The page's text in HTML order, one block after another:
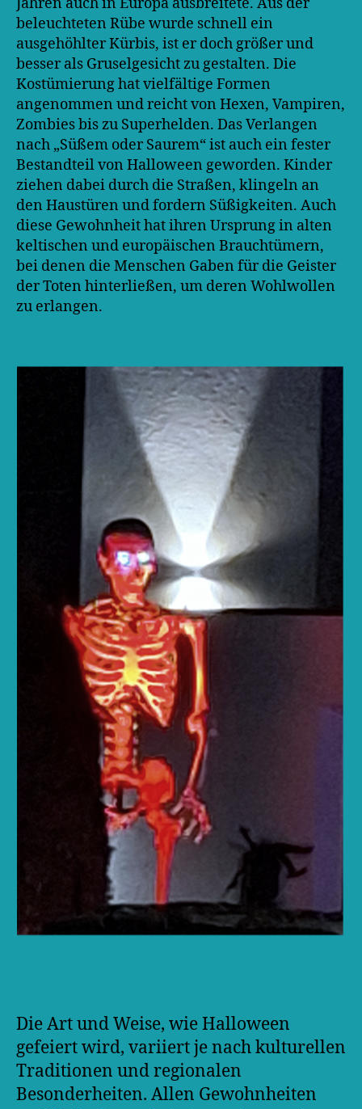
Jahren auch in Europa ausbreitete. Aus der
beleuchteten Rübe wurde schnell ein
ausgehöhlter Kürbis, ist er doch größer und
besser als Gruselgesicht zu gestalten. Die
Kostümierung hat vielfältige Formen
angenommen und reicht von Hexen, Vampiren,
Zombies bis zu Superhelden. Das Verlangen
nach „Süßem oder Saurem“ ist auch ein fester
Bestandteil von Halloween geworden. Kinder
ziehen dabei durch die Straßen, klingeln an
den Haustüren und fordern Süßigkeiten. Auch
diese Gewohnheit hat ihren Ursprung in alten
keltischen und europäischen Brauchtümern,
bei denen die Menschen Gaben für die Geister
der Toten hinterließen, um deren Wohlwollen
zu erlangen.
Die Art und Weise, wie Halloween
gefeiert wird, variiert je nach kulturellen
Traditionen und regionalen
Besonderheiten. Allen Gewohnheiten